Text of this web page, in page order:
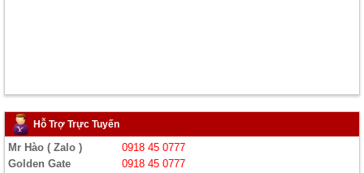
Hỗ Trợ Trực Tuyến
Mr Hào ( Zalo )
0918 45 0777
Golden Gate
0918 45 0777